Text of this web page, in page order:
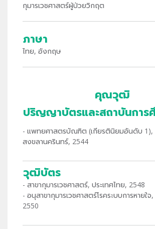
กุมารเวชศาสตร์ผู้ป่วยวิกฤต
ภาษา
ไทย, อังกฤษ
คุณวุฒิ
ปริญญาบัตรและสถาบันการ
- แพทยศาสตรบัณฑิต (เกียรตินิยมอันดับ 1),
สงขลานครินทร์, 2544
วุฒิบัตร
- สาขากุมารเวชศาสตร์, ประเทศไทย, 2548
- อนุสาขากุมารเวชศาสตร์โรคระบบการหายใจ
2550